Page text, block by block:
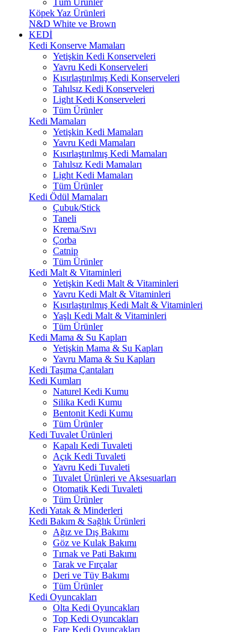
Tüm Ürünler
Köpek Yaz Ürünleri
N&D White ve Brown
KEDİ
Kedi Konserve Mamaları
Yetişkin Kedi Konserveleri
Yavru Kedi Konserveleri
Kısırlaştırılmış Kedi Konserveleri
Tahılsız Kedi Konserveleri
Light Kedi Konserveleri
Tüm Ürünler
Kedi Mamaları
Yetişkin Kedi Mamaları
Yavru Kedi Mamaları
Kısırlaştırılmış Kedi Mamaları
Tahılsız Kedi Mamaları
Light Kedi Mamaları
Tüm Ürünler
Kedi Ödül Mamaları
Çubuk/Stick
Taneli
Krema/Sıvı
Çorba
Catnip
Tüm Ürünler
Kedi Malt & Vitaminleri
Yetişkin Kedi Malt & Vitaminleri
Yavru Kedi Malt & Vitaminleri
Kısırlaştırılmış Kedi Malt & Vitaminleri
Yaşlı Kedi Malt & Vitaminleri
Tüm Ürünler
Kedi Mama & Su Kapları
Yetişkin Mama & Su Kapları
Yavru Mama & Su Kapları
Kedi Taşıma Çantaları
Kedi Kumları
Naturel Kedi Kumu
Silika Kedi Kumu
Bentonit Kedi Kumu
Tüm Ürünler
Kedi Tuvalet Ürünleri
Kapalı Kedi Tuvaleti
Açık Kedi Tuvaleti
Yavru Kedi Tuvaleti
Tuvalet Ürünleri ve Aksesuarları
Otomatik Kedi Tuvaleti
Tüm Ürünler
Kedi Yatak & Minderleri
Kedi Bakım & Sağlık Ürünleri
Ağız ve Dış Bakımı
Göz ve Kulak Bakımı
Tırnak ve Pati Bakımı
Tarak ve Fırçalar
Deri ve Tüy Bakımı
Tüm Ürünler
Kedi Oyuncakları
Olta Kedi Oyuncakları
Top Kedi Oyuncakları
Fare Kedi Oyuncakları